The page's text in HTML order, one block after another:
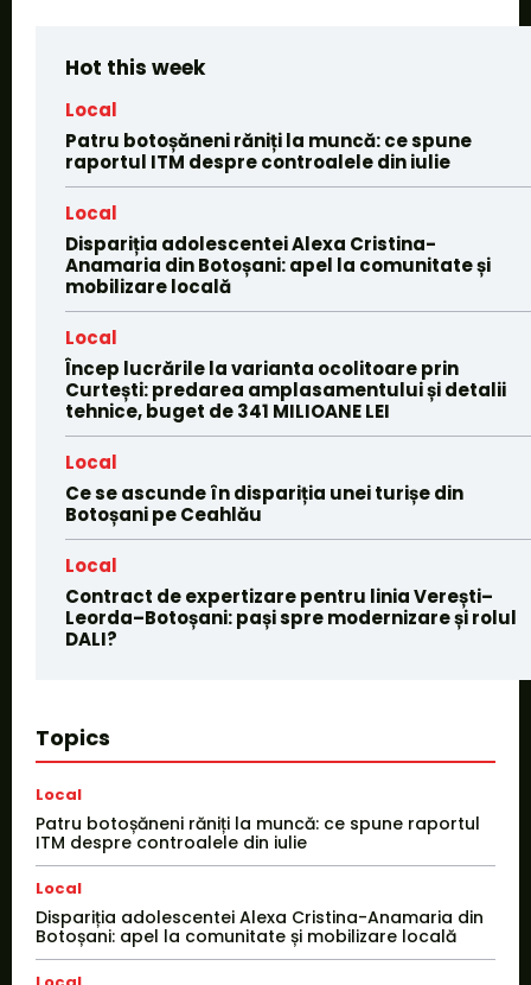
Hot this week
Local
Patru botoșăneni răniți la muncă: ce spune
raportul ITM despre controalele din iulie
Local
Dispariția adolescentei Alexa Cristina-
Anamaria din Botoșani: apel la comunitate și
mobilizare locală
Local
Încep lucrările la varianta ocolitoare prin
Curtești: predarea amplasamentului și detalii
tehnice, buget de 341 MILIOANE LEI
Local
Ce se ascunde în dispariția unei turișe din
Botoșani pe Ceahlău
Local
Contract de expertizare pentru linia Verești–
Leorda–Botoșani: pași spre modernizare și rolul
DALI?
Topics
Local
Patru botoșăneni răniți la muncă: ce spune raportul
ITM despre controalele din iulie
Local
Dispariția adolescentei Alexa Cristina-Anamaria din
Botoșani: apel la comunitate și mobilizare locală